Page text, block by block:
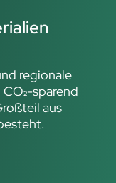
regionale
sparend
aus